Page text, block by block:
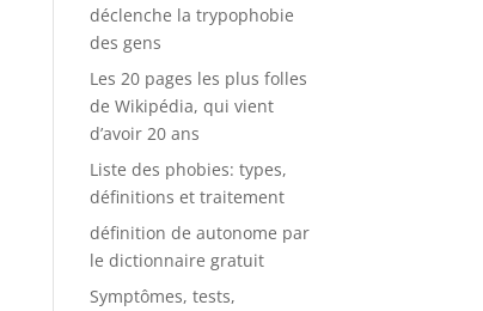
déclenche la trypophobie
des gens
Les 20 pages les plus folles
de Wikipédia, qui vient
d’avoir 20 ans
Liste des phobies: types,
définitions et traitement
définition de autonome par
le dictionnaire gratuit
Symptômes, tests,